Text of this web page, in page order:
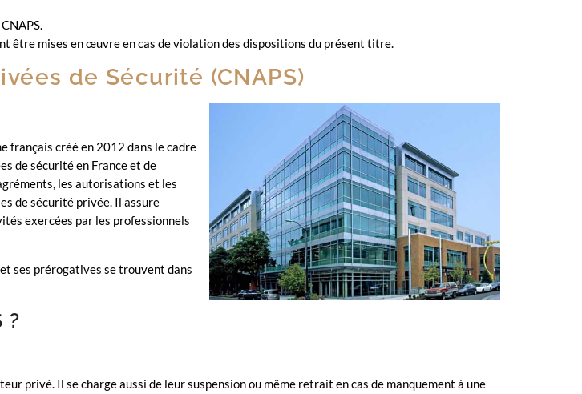
être mises en œuvre en cas de violation des dispositions du présent titre.
de Sécurité (CNAPS)
français créé en 2012 dans le cadre
de sécurité en France et de
les autorisations et les
de sécurité privée. Il assure
exercées par les professionnels
ses prérogatives se trouvent dans
?
privé. Il se charge aussi de leur suspension ou même retrait en cas de manquement à une